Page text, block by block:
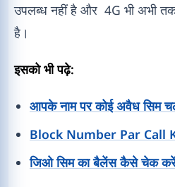
उपलब्ध नहीं है और 4G भी अभी
है।
इसको भी पढ़े:
आपके नाम पर कोई अवैध सिम
Block Number Par Call
जिओ सिम का बैलेंस कैसे चेक